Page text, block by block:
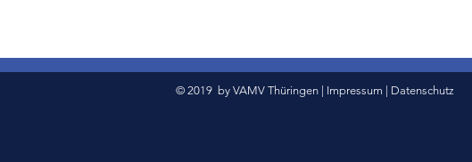
© 2019 by VAMV Thüringen | Impressum Datenschutz